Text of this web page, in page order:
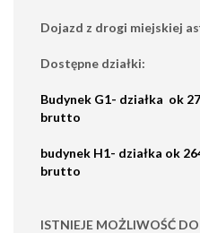
Dojazd z drogi miejskiej
Dostępne działki:
Budynek G1- działka ok
brutto
budynek H1- działka ok
brutto
ISTNIEJE MOŻLIWOŚĆ